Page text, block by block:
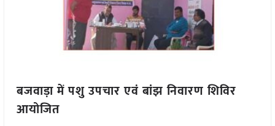
बजवाड़ा में पशु उपचार एवं बांझ निवारण शिविर
आयोजित